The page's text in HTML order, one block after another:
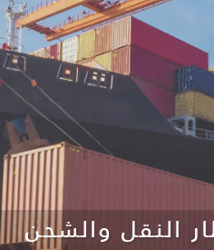
النقل والشحن